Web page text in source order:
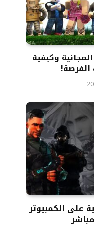
قائمة أكواد Roblox المجانية وكيفية
على الكمبيوتر